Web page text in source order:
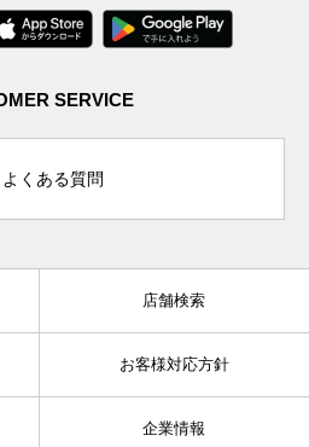
SERVICE
よくある質問
店舗検索
お客様対応方針
企業情報